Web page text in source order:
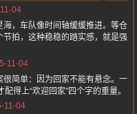
04
，车队像时间轴缓缓推进。等仓
拍，这种稳稳的踏实感，就是强
11-04
简单：因为回家不能有悬念。一
得上“欢迎回家”四个字的重量。
11-04